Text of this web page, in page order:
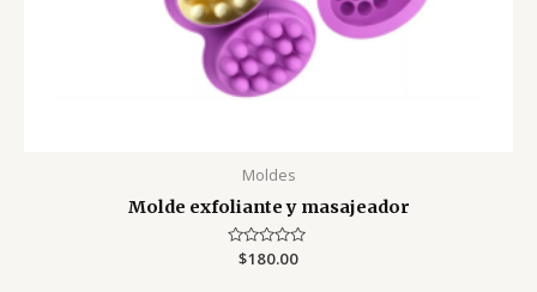
Moldes
Molde exfoliante y masajeador
Valorado
$180.00